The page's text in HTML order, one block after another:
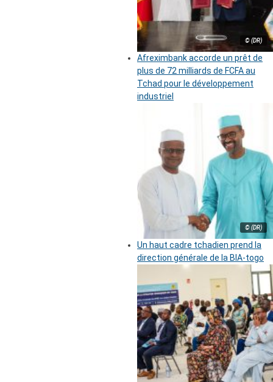
© (DR)
Afreximbank accorde un prêt de
plus de 72 milliards de FCFA au
Tchad pour le développement
industriel
© (DR)
Un haut cadre tchadien prend la
direction générale de la BIA-togo